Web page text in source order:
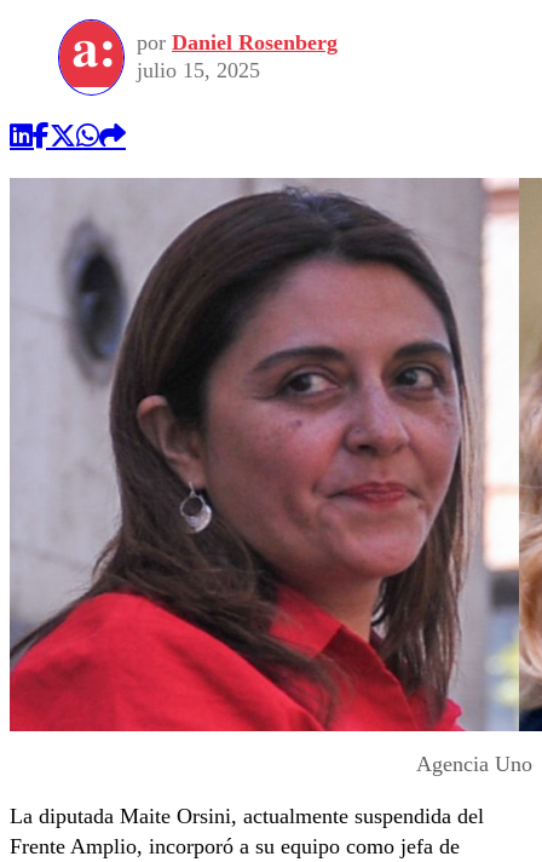
por Daniel Rosenberg
julio 15, 2025
Agencia Uno
La diputada Maite Orsini, actualmente suspendida del
Frente Amplio, incorporó a su equipo como jefa de